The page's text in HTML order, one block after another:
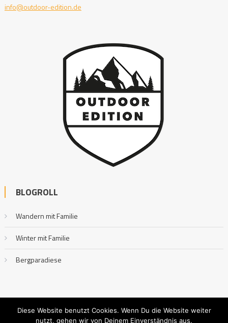
info@outdoor-edition.de
BLOGROLL
Wandern mit Familie
Winter mit Familie
Bergparadiese
Diese Website benutzt Cookies. Wenn Du die Website weiter
nutzt, gehen wir von Deinem Einverständnis aus.